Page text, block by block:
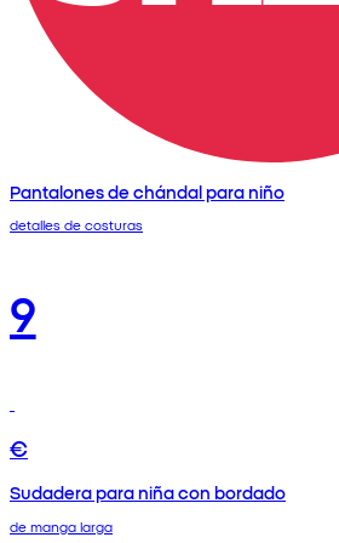
Pantalones de chándal para niño
detalles de costuras
9
€
Sudadera para niña con bordado
de manga larga